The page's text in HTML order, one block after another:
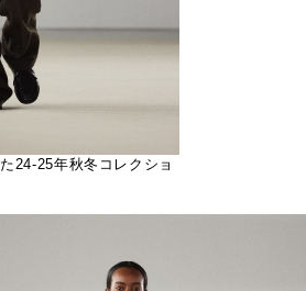
24-25年秋冬コレクショ